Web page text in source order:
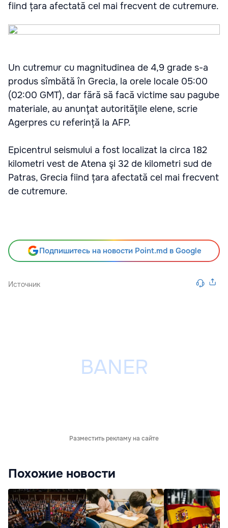
fiind țara afectată cel mai frecvent de cutremure.
Un cutremur cu magnitudinea de 4,9 grade s-a
produs sîmbătă în Grecia, la orele locale 05:00
(02:00 GMT), dar fără să facă victime sau pagube
materiale, au anunţat autorităţile elene, scrie
Agerpres cu referință la AFP.
Epicentrul seismului a fost localizat la circa 182
kilometri vest de Atena şi 32 de kilometri sud de
Patras, Grecia fiind țara afectată cel mai frecvent
de cutremure.
Подпишитесь на новости Point.md в Google
Источник
Разместить рекламу на сайте
Похожие новости